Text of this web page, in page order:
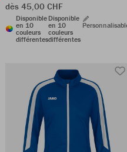
dès 45,00 CHF
Disponible
en 10
couleurs
différentes
Disponible
en 10
couleurs
différentes